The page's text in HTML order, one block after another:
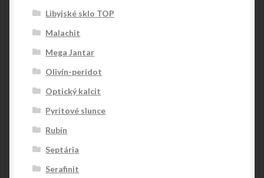
Libyjské sklo TOP
Malachit
Mega Jantar
Olivín-peridot
Optický kalcit
Pyritové slunce
Rubín
Septária
Serafinit